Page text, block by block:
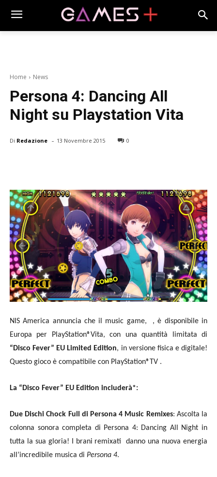
Home News
Persona 4: Dancing All
Night su Playstation Vita
Di Redazione - 13 Novembre 2015 0
NIS America annuncia che il music game,
, è disponibile in
Europa per PlayStation®Vita, con una quantità limitata di
“Disco Fever” EU Limited Edition, in versione fisica e digitale!
Questo gioco è compatibile con PlayStation®TV .
La “Disco Fever” EU Edition includerà*:
Due Dischi Chock Full di Persona 4 Music Remixes: Ascolta la
colonna sonora completa di Persona 4: Dancing All Night in
tutta la sua gloria! I brani remixati danno una nuova energia
all’incredibile musica di Persona 4.